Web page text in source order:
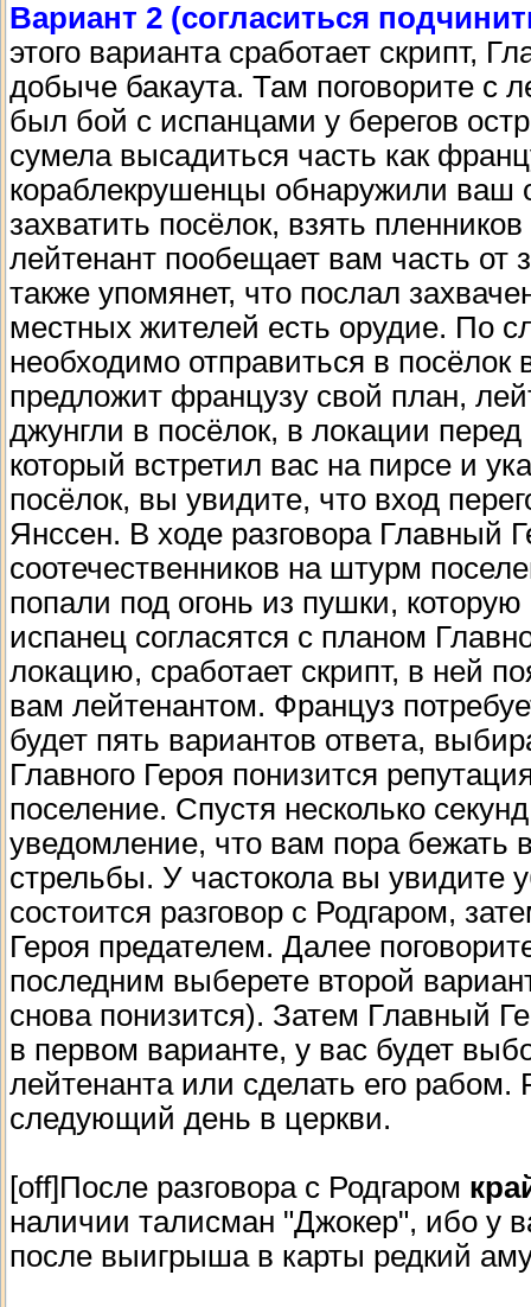
Вариант 2 (согласиться
этого варианта сработает скрипт,
добыче бакаута. Там поговорите с
был бой с испанцами у берегов
сумела высадиться часть как
кораблекрушенцы обнаружили ваш
захватить посёлок, взять
лейтенант пообещает вам часть от
также упомянет, что послал
местных жителей есть орудие. По
необходимо отправиться в
предложит французу свой план,
джунгли в посёлок, в локации
который встретил вас на пирсе и
посёлок, вы увидите, что вход
Янссен. В ходе разговора Главный
соотечественников на штурм
попали под огонь из пушки,
испанец согласятся с планом
локацию, сработает скрипт, в ней
вам лейтенантом. Француз
будет пять вариантов ответа,
Главного Героя понизится
поселение. Спустя несколько
уведомление, что вам пора бежать
стрельбы. У частокола вы увидите
состоится разговор с Родгаром,
Героя предателем. Далее
последним выберете второй
снова понизится). Затем Главный
в первом варианте, у вас будет
лейтенанта или сделать его рабом.
следующий день в церкви.
[off]После разговора с Родгаром
наличии талисман "Джокер", ибо у
после выигрыша в карты редкий